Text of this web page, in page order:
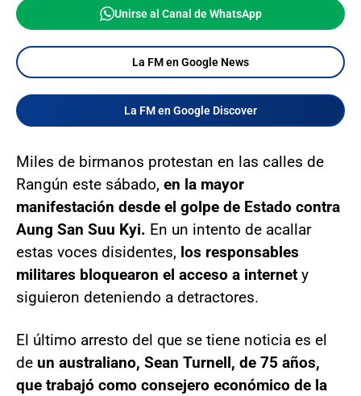
Unirse al Canal de WhatsApp
La FM en Google News
La FM en Google Discover
Miles de birmanos protestan en las calles de
Rangún este sábado, en la mayor
manifestación desde el golpe de Estado contra
Aung San Suu Kyi. En un intento de acallar
estas voces disidentes, los responsables
militares bloquearon el acceso a internet y
siguieron deteniendo a detractores.
El último arresto del que se tiene noticia es el
de un australiano, Sean Turnell, de 75 años,
que trabajó como consejero económico de la